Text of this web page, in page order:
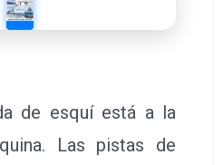
de esquí está a la
Las pistas de